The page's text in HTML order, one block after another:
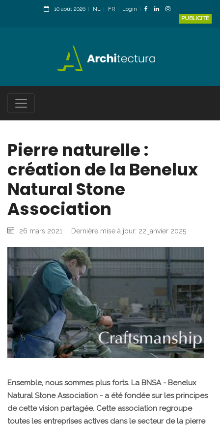
10 août 2026 NL FR
Login
PUBLICITÉ
Pierre naturelle :
création de la Benelux
Natural Stone
Association
26 mars 2021 Dernière mise à jour: 22 janvier 2025
Ensemble, nous sommes plus forts. La BNSA - Benelux
Natural Stone Association - a été fondée sur les principes
de cette vision partagée. Cette association regroupe
toutes les entreprises actives dans le secteur de la pierre